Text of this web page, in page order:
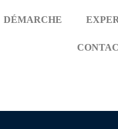
DÉMARCHE